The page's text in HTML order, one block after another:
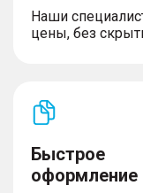
Наши
цены, без
Быстрое
оформление